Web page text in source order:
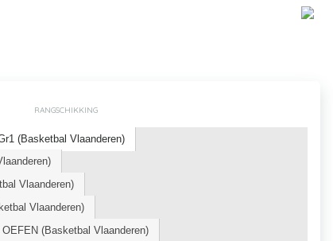
RANGSCHIKKING
(Basketbal Vlaanderen)
Vlaanderen)
Vlaanderen)
(Basketbal Vlaanderen)